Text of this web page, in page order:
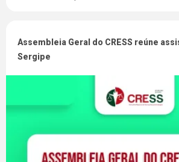
Assembleia Geral do CRESS reúne
Sergipe